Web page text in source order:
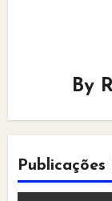
By
Publicações